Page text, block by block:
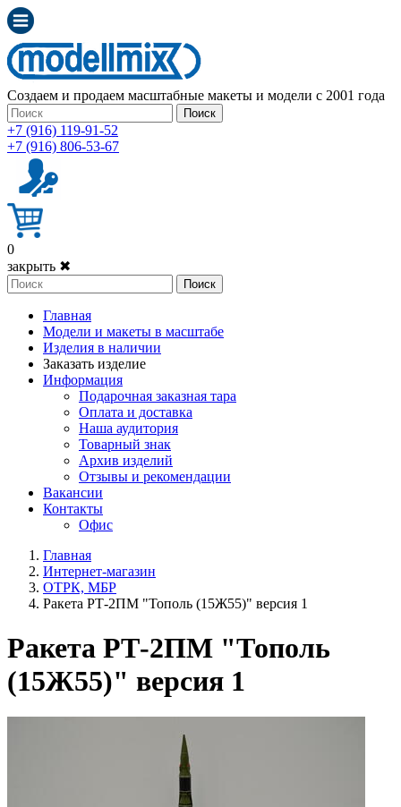
Создаем и продаем масштабные макеты и модели с 2001 года
Поиск
+7 (916) 119-91-52
+7 (916) 806-53-67
0
закрыть ✖
Поиск
Главная
Модели и макеты в масштабе
Изделия в наличии
Заказать изделие
Информация
Подарочная заказная тара
Оплата и доставка
Наша аудитория
Товарный знак
Архив изделий
Отзывы и рекомендации
Вакансии
Контакты
Офис
Главная
Интернет-магазин
ОТРК, МБР
Ракета РТ-2ПМ "Тополь (15Ж55)" версия 1
Ракета РТ-2ПМ "Тополь
(15Ж55)" версия 1